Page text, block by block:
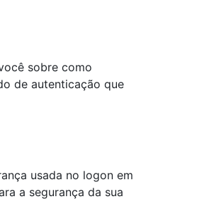
sobre como
de autenticação que
usada no logon em
a segurança da sua